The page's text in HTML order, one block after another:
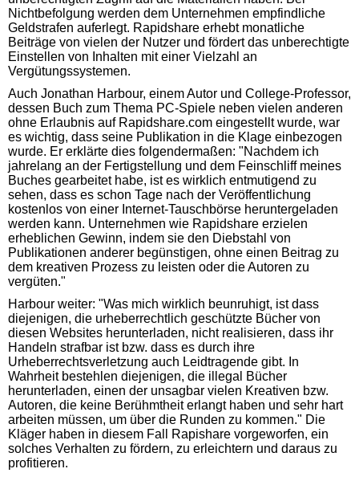
Nichtbefolgung werden dem Unternehmen empfindliche
Geldstrafen auferlegt. Rapidshare erhebt monatliche
Beiträge von vielen der Nutzer und fördert das unberechtigte
Einstellen von Inhalten mit einer Vielzahl an
Vergütungssystemen.
Auch Jonathan Harbour, einem Autor und College-Professor,
dessen Buch zum Thema PC-Spiele neben vielen anderen
ohne Erlaubnis auf Rapidshare.com eingestellt wurde, war
es wichtig, dass seine Publikation in die Klage einbezogen
wurde. Er erklärte dies folgendermaßen: "Nachdem ich
jahrelang an der Fertigstellung und dem Feinschliff meines
Buches gearbeitet habe, ist es wirklich entmutigend zu
sehen, dass es schon Tage nach der Veröffentlichung
kostenlos von einer Internet-Tauschbörse heruntergeladen
werden kann. Unternehmen wie Rapidshare erzielen
erheblichen Gewinn, indem sie den Diebstahl von
Publikationen anderer begünstigen, ohne einen Beitrag zu
dem kreativen Prozess zu leisten oder die Autoren zu
vergüten."
Harbour weiter: "Was mich wirklich beunruhigt, ist dass
diejenigen, die urheberrechtlich geschützte Bücher von
diesen Websites herunterladen, nicht realisieren, dass ihr
Handeln strafbar ist bzw. dass es durch ihre
Urheberrechtsverletzung auch Leidtragende gibt. In
Wahrheit bestehlen diejenigen, die illegal Bücher
herunterladen, einen der unsagbar vielen Kreativen bzw.
Autoren, die keine Berühmtheit erlangt haben und sehr hart
arbeiten müssen, um über die Runden zu kommen." Die
Kläger haben in diesem Fall Rapishare vorgeworfen, ein
solches Verhalten zu fördern, zu erleichtern und daraus zu
profitieren.